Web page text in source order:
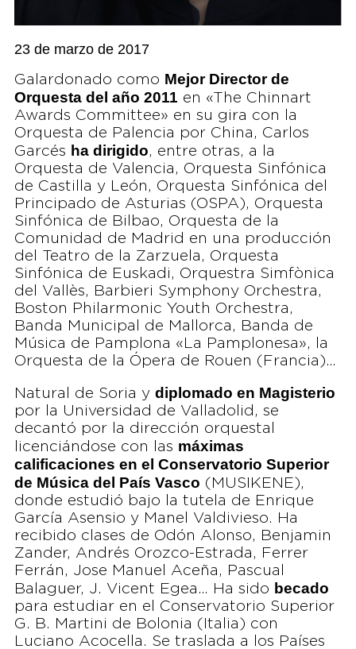
23 de marzo de 2017
Galardonado como Mejor Director de
Orquesta del año 2011 en «The Chinnart
Awards Committee» en su gira con la
Orquesta de Palencia por China, Carlos
Garcés ha dirigido, entre otras, a la
Orquesta de Valencia, Orquesta Sinfónica
de Castilla y León, Orquesta Sinfónica del
Principado de Asturias (OSPA), Orquesta
Sinfónica de Bilbao, Orquesta de la
Comunidad de Madrid en una producción
del Teatro de la Zarzuela, Orquesta
Sinfónica de Euskadi, Orquestra Simfònica
del Vallès, Barbieri Symphony Orchestra,
Boston Philarmonic Youth Orchestra,
Banda Municipal de Mallorca, Banda de
Música de Pamplona «La Pamplonesa», la
Orquesta de la Ópera de Rouen (Francia)…
Natural de Soria y diplomado en Magisterio
por la Universidad de Valladolid, se
decantó por la dirección orquestal
licenciándose con las máximas
calificaciones en el Conservatorio Superior
de Música del País Vasco (MUSIKENE),
donde estudió bajo la tutela de Enrique
García Asensio y Manel Valdivieso. Ha
recibido clases de Odón Alonso, Benjamin
Zander, Andrés Orozco-Estrada, Ferrer
Ferrán, Jose Manuel Aceña, Pascual
Balaguer, J. Vicent Egea… Ha sido becado
para estudiar en el Conservatorio Superior
G. B. Martini de Bolonia (Italia) con
Luciano Acocella. Se traslada a los Países